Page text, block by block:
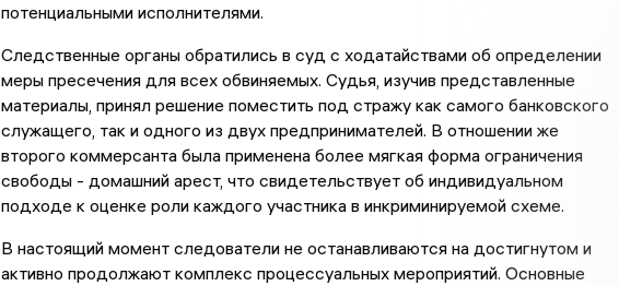
потенциальными исполнителями.
Следственные органы обратились в суд с ходатайствами об определении
меры пресечения для всех обвиняемых. Судья, изучив представленные
материалы, принял решение поместить под стражу как самого банковского
служащего, так и одного из двух предпринимателей. В отношении же
второго коммерсанта была применена более мягкая форма ограничения
свободы - домашний арест, что свидетельствует об индивидуальном
подходе к оценке роли каждого участника в инкриминируемой схеме.
В настоящий момент следователи не останавливаются на достигнутом и
активно продолжают комплекс процессуальных мероприятий. Основные